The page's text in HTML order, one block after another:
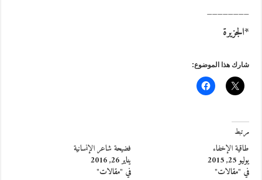
________
*الجزيرة
شارك هذا الموضوع:
مرتبط
طاقية الإخفاء
يوليو 25, 2015
في "مقالات"
فضيحة شاعر الإنسانية
يناير 26, 2016
في "مقالات"